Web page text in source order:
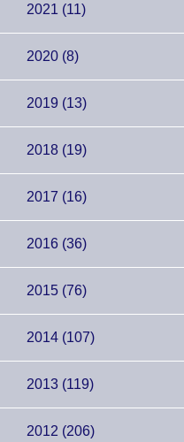
2021 (11)
2020 (8)
2019 (13)
2018 (19)
2017 (16)
2016 (36)
2015 (76)
2014 (107)
2013 (119)
2012 (206)